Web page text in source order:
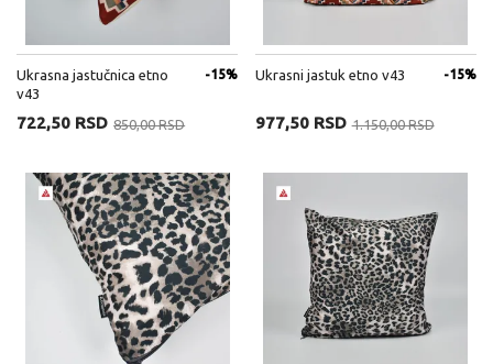
Ukrasna jastučnica etno
v43
-15%
722,50 RSD 850,00 RSD
Ukrasni jastuk etno v43 -15%
977,50 RSD 1.150,00 RSD